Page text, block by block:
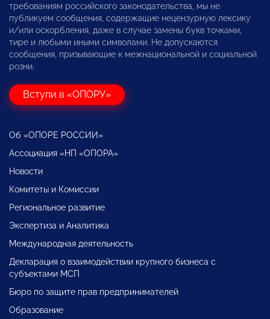
требованиям российского законодательства, мы не
публикуем сообщения, содержащие нецензурную лексику
и/или оскорбления, даже в случае замены букв точками,
тире и любыми иными символами. Не допускаются
сообщения, призывающие к межнациональной и социальной
розни.
Вступи в «ОПОРУ»
Об «ОПОРЕ РОССИИ»
Ассоциация «НП «ОПОРА»
Новости
Комитеты и Комиссии
Региональное развитие
Экспертиза и Аналитика
Международная деятельность
Декларация о взаимодействии крупного бизнеса с
субъектами МСП
Бюро по защите прав предпринимателей
Образование